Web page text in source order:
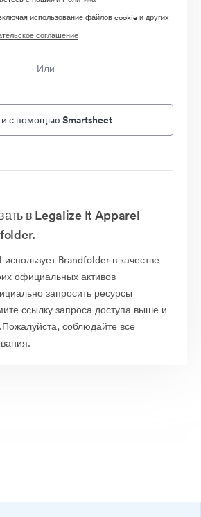
использование файлов cookie и других
соглашение
Или
с помощью Smartsheet
в Legalize It Apparel
Brandfolder в качестве
официальных активов
запросить ресурсы
ссылку запроса доступа выше и
соблюдайте все